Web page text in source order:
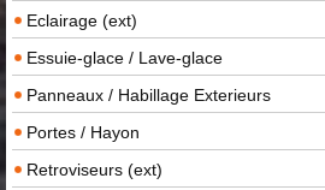
Eclairage (ext)
Essuie-glace / Lave-glace
Panneaux / Habillage Exterieurs
Portes / Hayon
Retroviseurs (ext)